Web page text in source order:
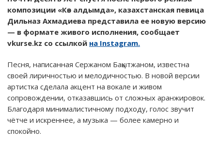
композиции «Көз алдымда», казахстанская певица
Дильназ Ахмадиева представила ее новую версию
— в формате живого исполнения, сообщает
vkurse.kz со ссылкой на Instagram.
Песня, написанная Сержаном Бақытжаном, известна
своей лиричностью и мелодичностью. В новой версии
артистка сделала акцент на вокале и живом
сопровождении, отказавшись от сложных аранжировок.
Благодаря минималистичному подходу, голос звучит
чётче и искреннее, а музыка — более камерно и
спокойно.